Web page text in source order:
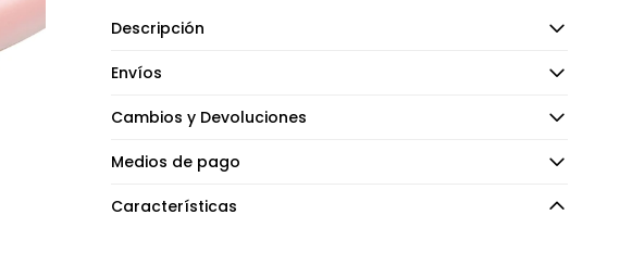
Descripción
Envíos
Cambios y Devoluciones
Medios de pago
Características